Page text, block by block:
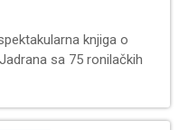
knjiga o
sa 75 ronilačkih